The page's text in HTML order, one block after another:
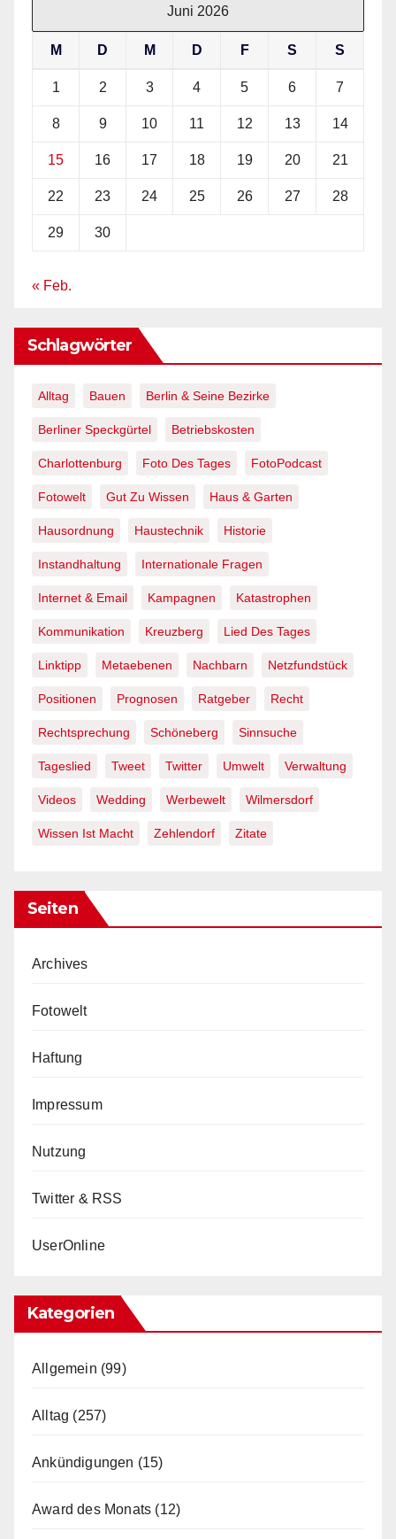
Juni 2026
M D M D F S S
1 2 3 4 5 6 7
8 9 10 11 12 13 14
15 16 17 18 19 20 21
22 23 24 25 26 27 28
29 30
« Feb.
Schlagwörter
Alltag Bauen Berlin & Seine Bezirke
Berliner Speckgürtel Betriebskosten
Charlottenburg Foto Des Tages FotoPodcast
Fotowelt Gut Zu Wissen Haus & Garten
Hausordnung Haustechnik Historie
Instandhaltung Internationale Fragen
Internet & Email Kampagnen Katastrophen
Kommunikation Kreuzberg Lied Des Tages
Linktipp Metaebenen Nachbarn Netzfundstück
Positionen Prognosen Ratgeber Recht
Rechtsprechung Schöneberg Sinnsuche
Tageslied Tweet Twitter Umwelt Verwaltung
Videos Wedding Werbewelt Wilmersdorf
Wissen Ist Macht Zehlendorf Zitate
Seiten
Archives
Fotowelt
Haftung
Impressum
Nutzung
Twitter & RSS
UserOnline
Kategorien
Allgemein (99)
Alltag (257)
Ankündigungen (15)
Award des Monats (12)